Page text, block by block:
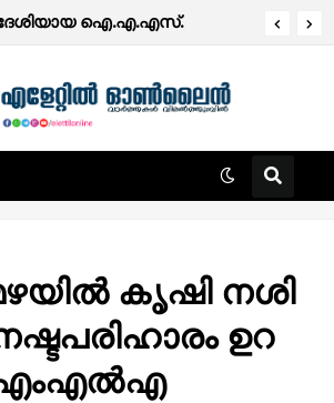
ഐ.എ.എസ്.
മെട്രോ മാനേജിങ് ഡയറക്ടർ
കൃ​ഷി ന​ശി​
ഉ​റ​
എം​എ​ല്‍​എ